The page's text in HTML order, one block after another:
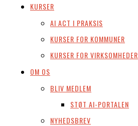
KURSER
AI ACT I PRAKSIS
KURSER FOR KOMMUNER
KURSER FOR VIRKSOMHEDER
OM OS
BLIV MEDLEM
STØT AI-PORTALEN
NYHEDSBREV